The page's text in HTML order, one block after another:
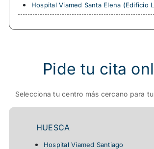
Hospital Viamed Santa Elena (edificio
Pide tu cita
Selecciona tu centro más cercano para
HUESCA
Hospital Viamed Santiago